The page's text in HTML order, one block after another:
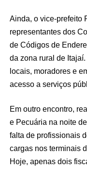
Ainda, o vice-prefeito
representantes dos
de Códigos de
da zona rural de
locais, moradores e
acesso a serviços
Em outro encontro,
e Pecuária na noite
falta de profissionais
cargas nos terminais
Hoje, apenas dois